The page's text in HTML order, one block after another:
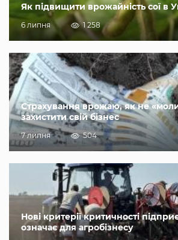
Як підвищити врожайність сої в
6 липня 1 258
Страхування врожаю, як не
захистити свій бізнес
7 липня 504
Нові критерії критичності
означає для агробізнесу